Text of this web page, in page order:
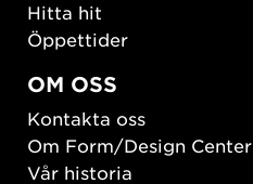
Hitta hit
Öppettider
OM OSS
Kontakta oss
Om Form/Design Center
Vår historia